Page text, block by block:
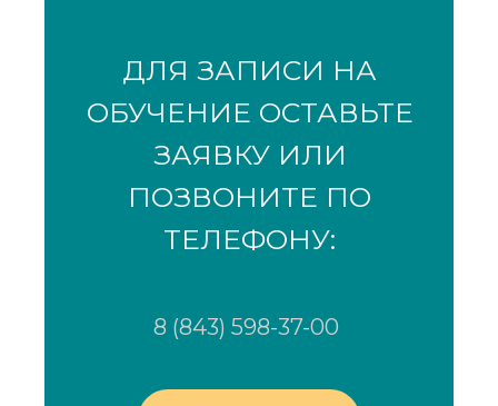
ДЛЯ ЗАПИСИ НА
ОБУЧЕНИЕ ОСТАВЬТЕ
ЗАЯВКУ ИЛИ
ПОЗВОНИТЕ ПО
ТЕЛЕФОНУ:
8 (843) 598-37-00